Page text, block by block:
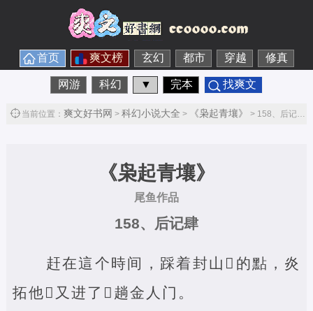
首页 爽文榜 玄幻 都市 穿越 修真
网游 科幻 ▼ 完本 找爽文
当前位置： 爽文好书网 > 科幻小说大全 > 《枭起青壤》 > 158、后记肆第1节
《枭起青壤》
尾鱼作品
158、后记肆
赶在這个時间，踩着封山‌的點，炎
拓他‌又进了‌趟金人门。